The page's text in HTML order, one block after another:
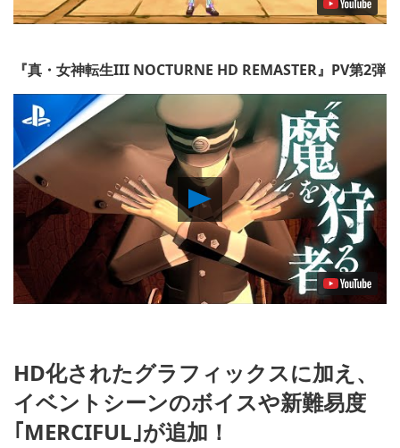
『真・女神転生III NOCTURNE HD REMASTER』PV第2弾
Play
Video
HD化されたグラフィックスに加え、
イベントシーンのボイスや新難易度
｢MERCIFUL｣が追加！